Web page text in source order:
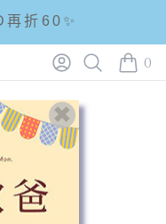
LoginSearch 0
items
折60✨
現折88☘
運🌟
品